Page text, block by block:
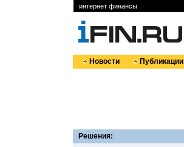
интернет финансы
Новости Публикации
Решения: